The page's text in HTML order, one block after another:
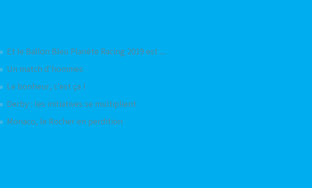
Et le Ballon Bleu Planète Racing 2019 est ...
Un match d'hommes
Le bonheur, c'est ça !
Derby : les initiatives se multiplient
Monaco, le Rocher en perdition